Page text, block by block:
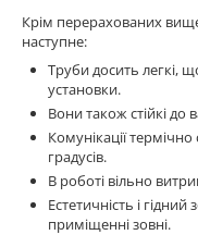
Крім перерахованих
наступне:
Труби досить легкі,
установки.
Вони також стійкі до
Комунікації термічно
градусів.
В роботі вільно
Естетичність і
приміщенні зовні.